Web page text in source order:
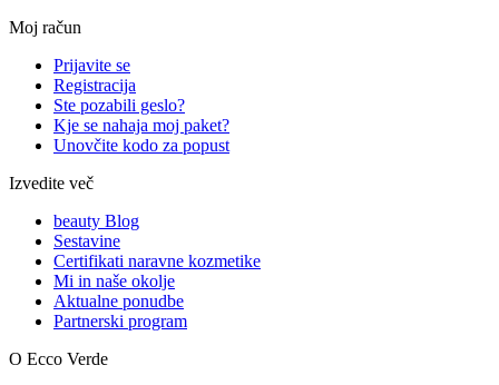
Moj račun
Prijavite se
Registracija
Ste pozabili geslo?
Kje se nahaja moj paket?
Unovčite kodo za popust
Izvedite več
beauty Blog
Sestavine
Certifikati naravne kozmetike
Mi in naše okolje
Aktualne ponudbe
Partnerski program
O Ecco Verde